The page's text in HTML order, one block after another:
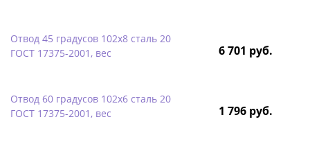
Отвод 45 градусов 102х8 сталь 20
ГОСТ 17375-2001, вес
6 701 руб.
Отвод 60 градусов 102х6 сталь 20
ГОСТ 17375-2001, вес
1 796 руб.